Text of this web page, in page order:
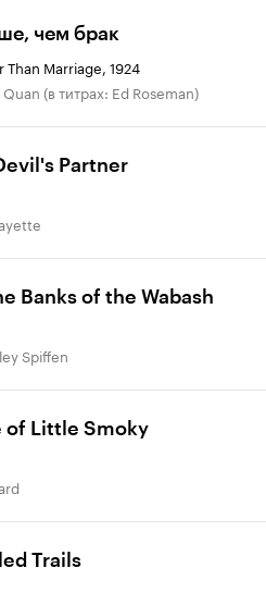
чем брак
Than Marriage, 1924
Quan (в титрах: Ed Roseman)
Partner
Banks of the Wabash
Spiffen
of Little Smoky
Trails